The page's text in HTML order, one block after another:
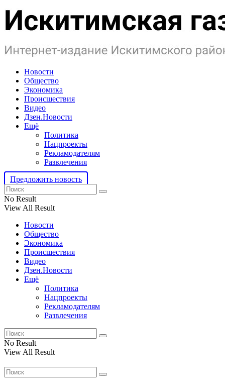
Новости
Общество
Экономика
Происшествия
Видео
Дзен.Новости
Ещё
Политика
Нацпроекты
Рекламодателям
Развлечения
Предложить новость
No Result
View All Result
Новости
Общество
Экономика
Происшествия
Видео
Дзен.Новости
Ещё
Политика
Нацпроекты
Рекламодателям
Развлечения
No Result
View All Result